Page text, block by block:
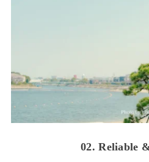
02. Reliable